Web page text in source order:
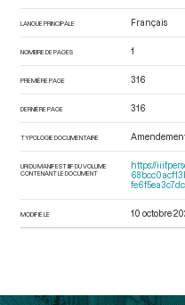
LANGUE PRINCIPALE Français
NOMBRE DE PAGES 1
PREMIÈRE PAGE 316
DERNIÈRE PAGE 316
TYPOLOGIE DOCUMENTAIRE
URI DU MANIFEST IIIF DU VOLUME
CONTENANT LE DOCUMENT
https://
MODIFIÉ LE 10 octobre